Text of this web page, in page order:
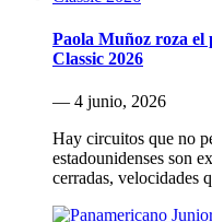
Paola Muñoz roza el
Classic 2026
— 4 junio, 2026
Hay circuitos que no
estadounidenses son
cerradas, velocidades